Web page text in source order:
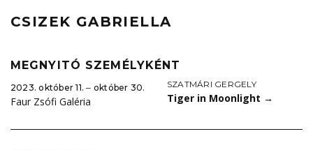
CSIZEK GABRIELLA
MEGNYITÓ SZEMÉLYKÉNT
2023. október 11. ‒ október 30.
Faur Zsófi Galéria
SZATMÁRI GERGELY
Tiger in Moonlight →